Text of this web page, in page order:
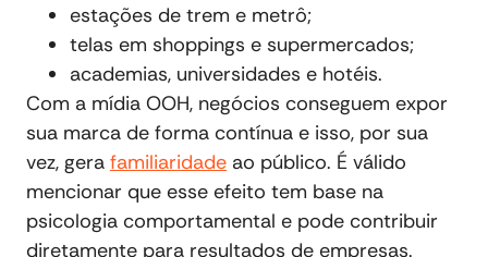
estações de trem e metrô;
telas em shoppings e supermercados;
academias, universidades e hotéis.
Com a mídia OOH, negócios conseguem expor
sua marca de forma contínua e isso, por sua
vez, gera familiaridade ao público. É válido
mencionar que esse efeito tem base na
psicologia comportamental e pode contribuir
diretamente para resultados de empresas.